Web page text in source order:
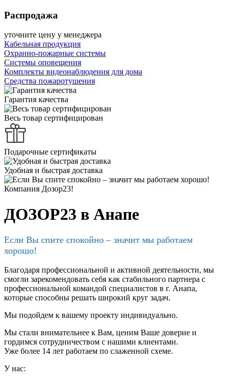
Распродажа
уточните цену у менеджера
Кабельная продукция
Охранно-пожарные системы
Системы оповещения
Комплекты видеонаблюдения для дома
Средства пожаротушения
Гарантия качества
Весь товар сертифицирован
Подарочные сертификаты
Удобная и быстрая доставка
ДОЗОР23 в Анапе
Если Вы спите спокойно – значит мы работаем
хорошо!
Благодаря профессиональной и активной деятельности, мы
смогли зарекомендовать себя как стабильного партнера с
профессиональной командой специалистов в г. Анапа,
которые способны решать широкий круг задач.
Мы подойдем к вашему проекту индивидуально.
Мы стали внимательнее к Вам, ценим Ваше доверие и
гордимся сотрудничеством с нашими клиентами.
Уже более 14 лет работаем по слаженной схеме.
У нас: